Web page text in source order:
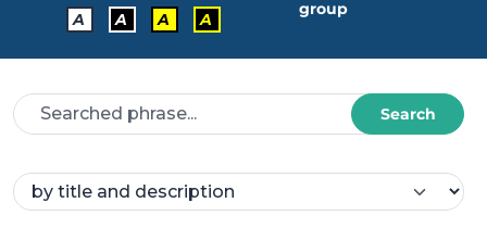
A
A A A
group
Search